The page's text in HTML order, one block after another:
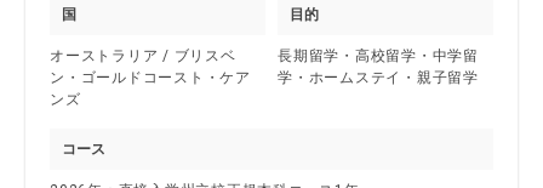
国
オーストラリア / ブリスベ
ン・ゴールドコースト・ケア
ンズ
目的
長期留学・高校留学・中学留
学・ホームステイ・親子留学
コース